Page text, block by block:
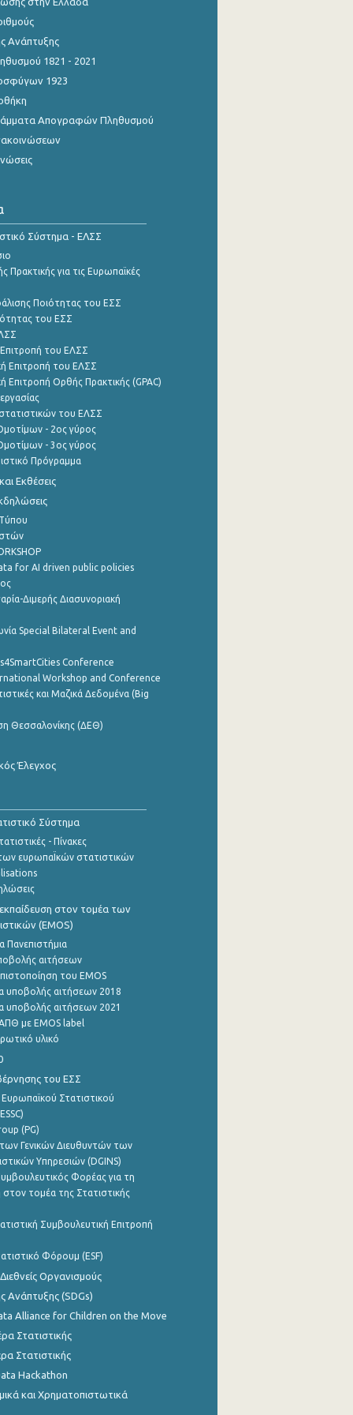
Ανάπτυξης
1821 - 2021
1923
Απογραφών Πληθυσμού
Σύστημα - ΕΛΣΣ
Πρακτικής για τις Ευρωπαϊκές
Ποιότητας του ΕΣΣ
του ΕΣΣ
Επιτροπή του ΕΛΣΣ
Επιτροπή του ΕΛΣΣ
Επιτροπή Ορθής Πρακτικής (GPAC)
του ΕΛΣΣ
- 2ος γύρος
- 3ος γύρος
Πρόγραμμα
Εκθέσεις
for AI driven public policies
Διμερής Διασυνοριακή
Special Bilateral Event and
Conference
Workshop and Conference
και Μαζικά Δεδομένα (Big
Θεσσαλονίκης (ΔΕΘ)
Έλεγχος
Σύστημα
- Πίνακες
ευρωπαΪκών στατιστικών
στον τομέα των
(EMOS)
Πανεπιστήμια
αιτήσεων
του EMOS
υποβολής αιτήσεων 2018
υποβολής αιτήσεων 2021
με EMOS label
υλικό
του ΕΣΣ
Στατιστικού
(PG)
Γενικών Διευθυντών των
Υπηρεσιών (DGINS)
Φορέας για τη
τομέα της Στατιστικής
Συμβουλευτική Επιτροπή
Φόρουμ (ESF)
Οργανισμούς
Ανάπτυξης (SDGs)
Alliance for Children on the Move
Στατιστικής
Στατιστικής
Hackathon
και Χρηματοπιστωτικά